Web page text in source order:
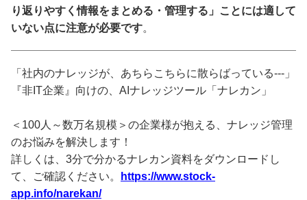
り返りやすく情報をまとめる・管理する」ことには適して
いない点に注意が必要です。
「社内のナレッジが、あちらこちらに散らばっている---」
『非IT企業』向けの、AIナレッジツール「ナレカン」
＜100人～数万名規模＞の企業様が抱える、ナレッジ管理
のお悩みを解決します！
詳しくは、3分で分かるナレカン資料をダウンロードし
て、ご確認ください。
https://www.stock-
app.info/narekan/